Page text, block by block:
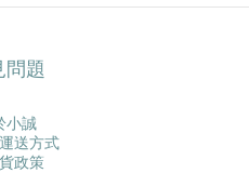
問題
小誠
送方式
政策